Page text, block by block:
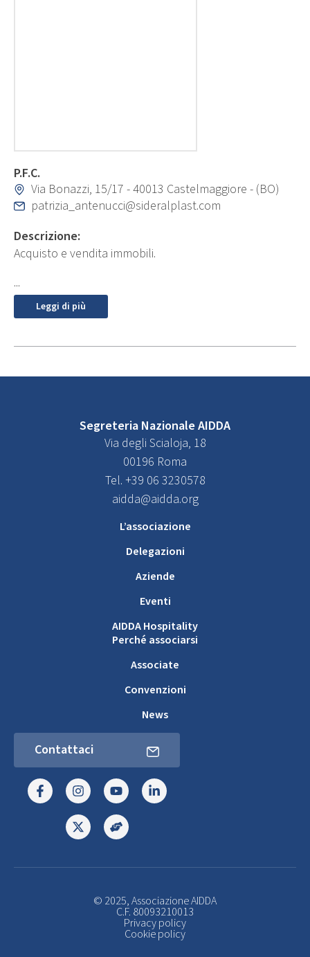
P.F.C.
Via Bonazzi, 15/17 - 40013 Castelmaggiore - (BO)
patrizia_antenucci@sideralplast.com
Descrizione:
Acquisto e vendita immobili.
...
Leggi di più
Segreteria Nazionale AIDDA
Via degli Scialoja, 18
00196 Roma
Tel. +39 06 3230578
aidda@aidda.org
L’associazione
Delegazioni
Aziende
Eventi
AIDDA Hospitality
Perché associarsi
Associate
Convenzioni
News
Contattaci
© 2025, Associazione AIDDA
C.F. 80093210013
Privacy policy
Cookie policy